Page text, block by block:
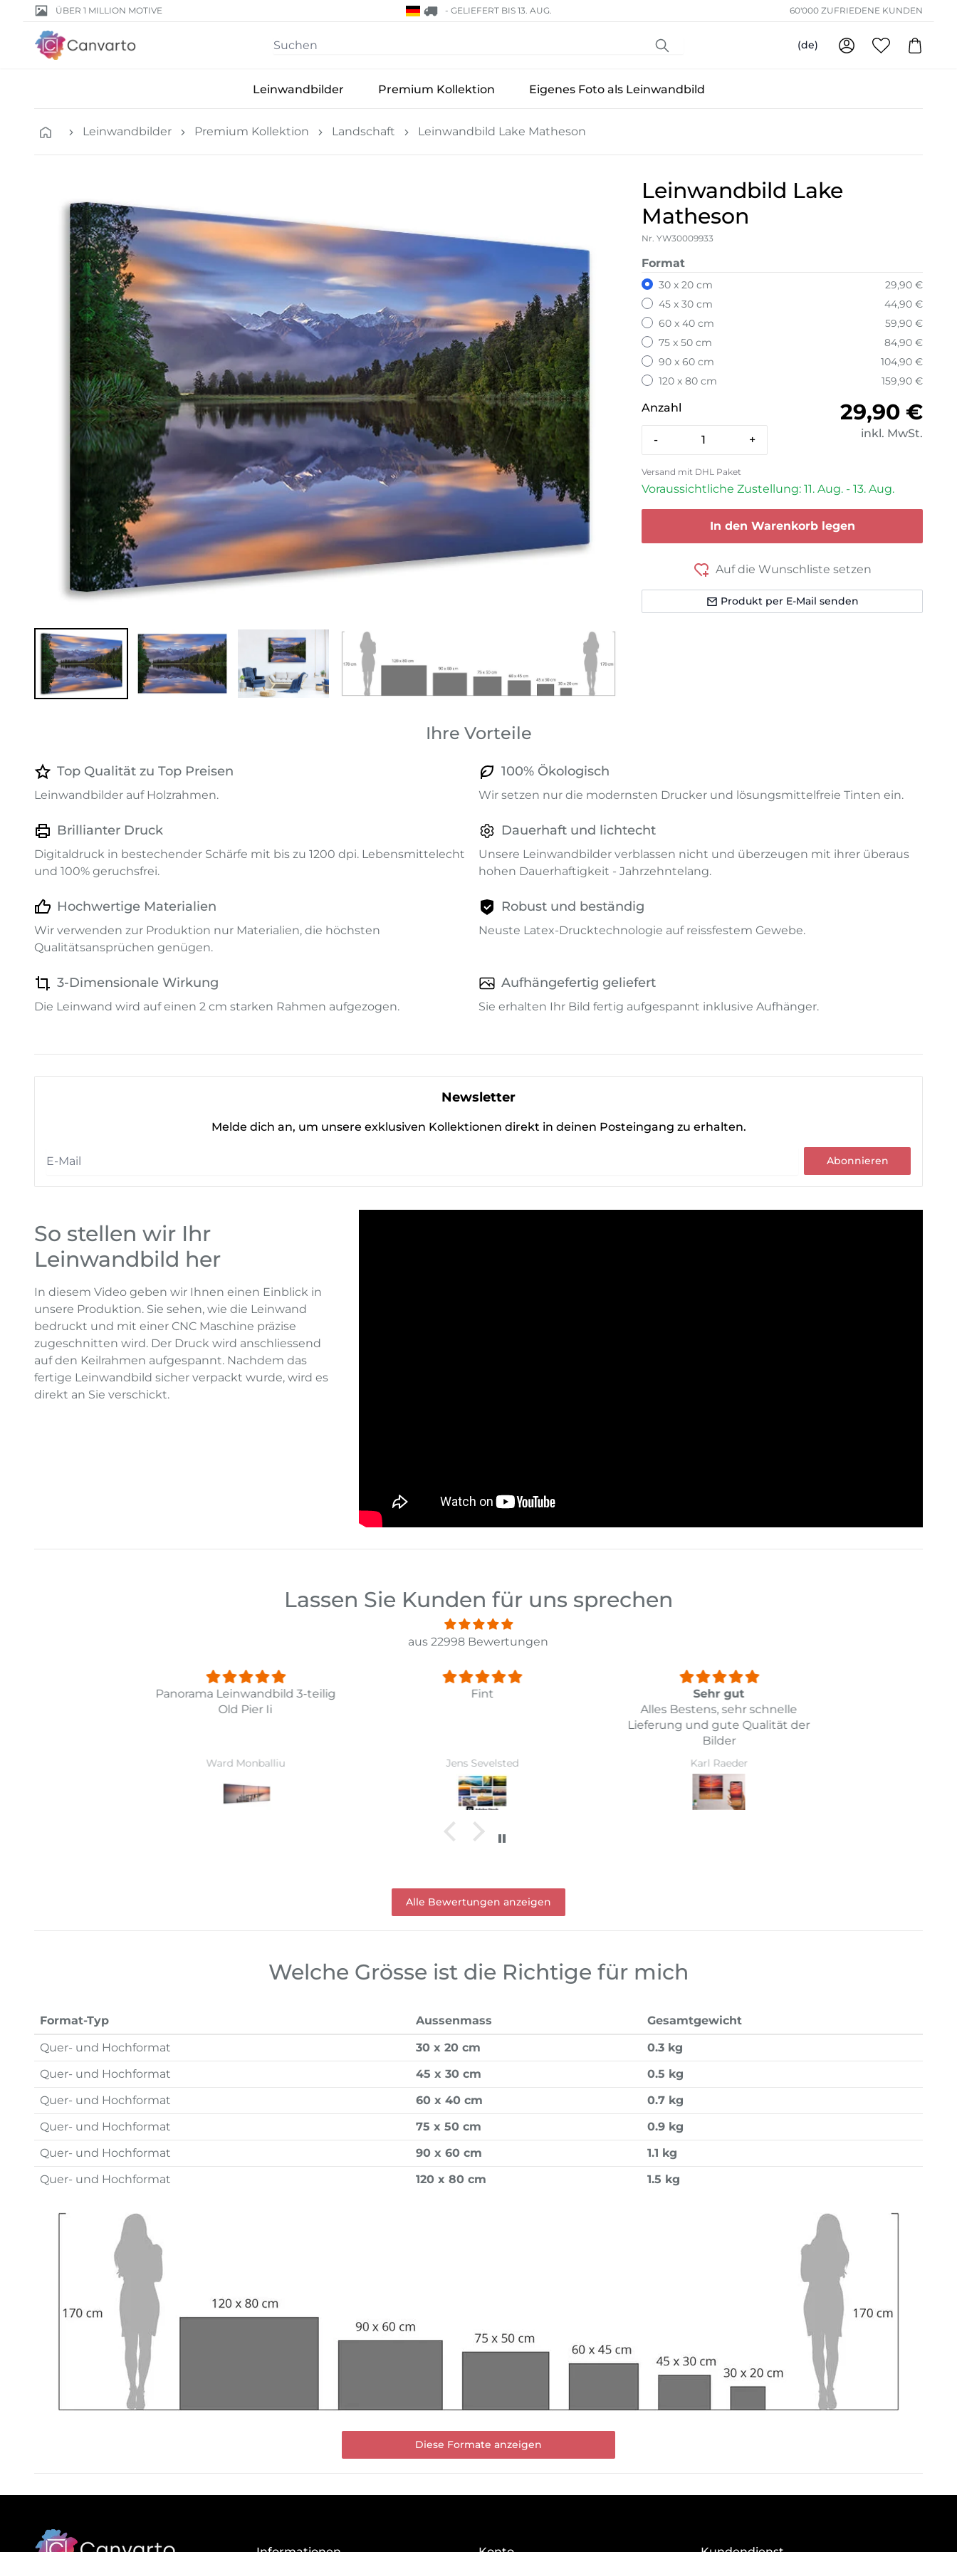
ÜBER 1 MILLION MOTIVE - GELIEFERT BIS 13. AUG. 60'000 ZUFRIEDENE KUNDEN
(de)
Leinwandbilder Premium Kollektion Eigenes Foto als Leinwandbild
Leinwandbilder Premium Kollektion Landschaft Leinwandbild Lake Matheson
Leinwandbild Lake
Matheson
Nr. YW30009933
Format
30 x 20 cm
29,90 €
45 x 30 cm
44,90 €
60 x 40 cm
59,90 €
75 x 50 cm
84,90 €
90 x 60 cm
104,90 €
120 x 80 cm
159,90 €
Anzahl
- +
Normaler
29,90 €
inkl. MwSt.
Versand mit DHL Paket
Voraussichtliche Zustellung: 11. Aug. - 13. Aug.
In den Warenkorb legen
Auf die Wunschliste setzen
Produkt per E-Mail senden
Ihre Vorteile
Top Qualität zu Top Preisen
Leinwandbilder auf Holzrahmen.
100% Ökologisch
Wir setzen nur die modernsten Drucker und lösungsmittelfreie Tinten ein.
Brillianter Druck
Digitaldruck in bestechender Schärfe mit bis zu 1200 dpi. Lebensmittelecht
und 100% geruchsfrei.
Dauerhaft und lichtecht
Unsere Leinwandbilder verblassen nicht und überzeugen mit ihrer überaus
hohen Dauerhaftigkeit - Jahrzehntelang.
Hochwertige Materialien
Wir verwenden zur Produktion nur Materialien, die höchsten
Qualitätsansprüchen genügen.
Robust und beständig
Neuste Latex-Drucktechnologie auf reissfestem Gewebe.
3-Dimensionale Wirkung
Die Leinwand wird auf einen 2 cm starken Rahmen aufgezogen.
Aufhängefertig geliefert
Sie erhalten Ihr Bild fertig aufgespannt inklusive Aufhänger.
Newsletter
Melde dich an, um unsere exklusiven Kollektionen direkt in deinen Posteingang zu erhalten.
Abonnieren
So stellen wir Ihr
Leinwandbild her
In diesem Video geben wir Ihnen einen Einblick in
unsere Produktion. Sie sehen, wie die Leinwand
bedruckt und mit einer CNC Maschine präzise
zugeschnitten wird. Der Druck wird anschliessend
auf den Keilrahmen aufgespannt. Nachdem das
fertige Leinwandbild sicher verpackt wurde, wird es
direkt an Sie verschickt.
Lassen Sie Kunden für uns sprechen
aus 22998 Bewertungen
Panorama Leinwandbild 3-teilig
Old Pier Ii
Ward Monballiu
Fint
Jens Sevelsted
Sehr gut
Alles Bestens, sehr schnelle
Lieferung und gute Qualität der
Bilder
Karl Raeder
Alle Bewertungen anzeigen
Welche Grösse ist die Richtige für mich
Format-Typ Aussenmass
Gesamtgewicht
Quer- und Hochformat
30 x 20 cm
0.3 kg
Quer- und Hochformat
45 x 30 cm
0.5 kg
Quer- und Hochformat
60 x 40 cm
0.7 kg
Quer- und Hochformat
75 x 50 cm
0.9 kg
Quer- und Hochformat
90 x 60 cm
1.1 kg
Quer- und Hochformat
120 x 80 cm 1.5 kg
Diese Formate anzeigen